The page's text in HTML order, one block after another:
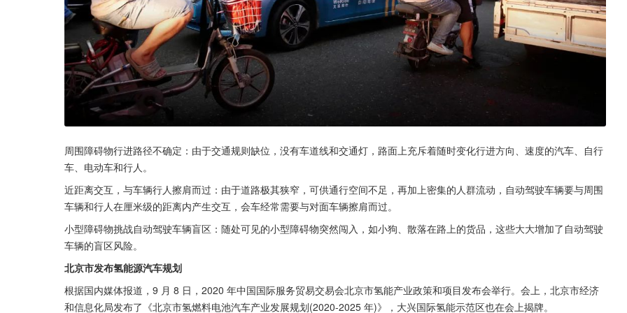
周围障碍物行进路径不确定：由于交通规则缺位，没有车道线和交通灯，路面上充斥着随时变化行进方向、速度的汽车、自行
车、电动车和行人。
近距离交互，与车辆行人擦肩而过：由于道路极其狭窄，可供通行空间不足，再加上密集的人群流动，自动驾驶车辆要与周围
车辆和行人在厘米级的距离内产生交互，会车经常需要与对面车辆擦肩而过。
小型障碍物挑战自动驾驶车辆盲区：随处可见的小型障碍物突然闯入，如小狗、散落在路上的货品，这些大大增加了自动驾驶
车辆的盲区风险。
北京市发布氢能源汽车规划
根据国内媒体报道，9 月 8 日，2020 年中国国际服务贸易交易会北京市氢能产业政策和项目发布会举行。会上，北京市经济
和信息化局发布了《北京市氢燃料电池汽车产业发展规划(2020-2025 年)》，大兴国际氢能示范区也在会上揭牌。